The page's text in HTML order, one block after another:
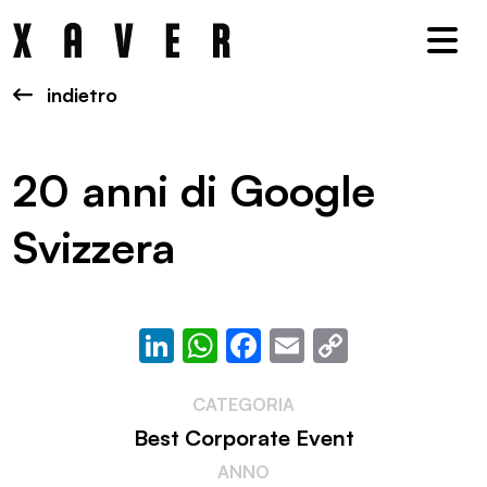
indietro
20 anni di Google
Svizzera
LinkedIn
WhatsApp
Facebook
Email
CATEGORIA
Best Corporate Event
ANNO